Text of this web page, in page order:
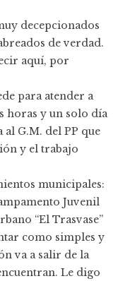
decepcionados
de verdad.
aquí, por
para atender a
horas y un solo día
al G.M. del PP que
y el trabajo
municipales:
Juvenil
“El Trasvase”
como simples y
va a salir de la
Le digo